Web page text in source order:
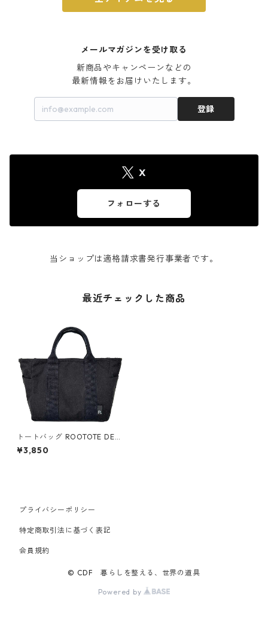
メールマガジンを受け取る
新商品やキャンペーンなどの
最新情報をお届けいたします。
登録
X
フォローする
当ショップは適格請求書発行事業者です。
最近チェックした商品
トートバッグ ROOTOTE DELI
Re-cotton-A 1226 ルートー
ト SC.デリ.リサイクルコット
¥3,850
プライバシーポリシー
特定商取引法に基づく表記
会員規約
© CDF 暮らしを整える、世界の道具
Powered by